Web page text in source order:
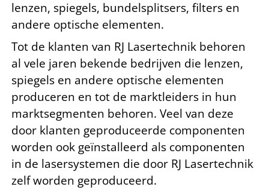
lenzen, spiegels, bundelsplitsers, filters en
andere optische elementen.
Tot de klanten van RJ Lasertechnik behoren
al vele jaren bekende bedrijven die lenzen,
spiegels en andere optische elementen
produceren en tot de marktleiders in hun
marktsegmenten behoren. Veel van deze
door klanten geproduceerde componenten
worden ook geïnstalleerd als componenten
in de lasersystemen die door RJ Lasertechnik
zelf worden geproduceerd.